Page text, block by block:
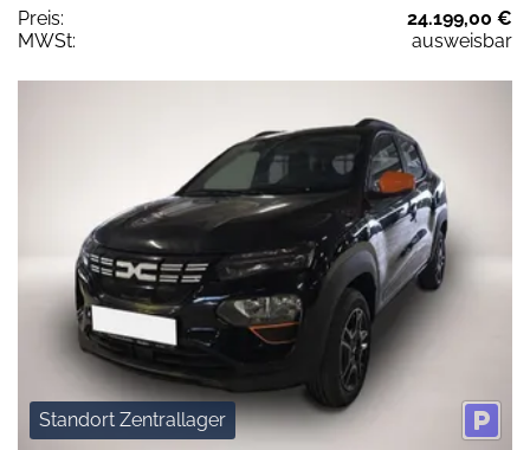
Preis:
24.199,00 €
MWSt:
ausweisbar
Standort Zentrallager